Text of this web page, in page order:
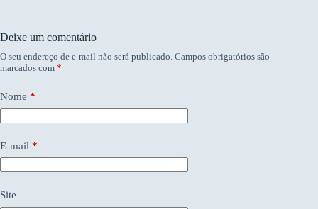
Deixe um comentário
O seu endereço de e-mail não será publicado. Campos obrigatórios são
marcados com *
Nome *
E-mail *
Site